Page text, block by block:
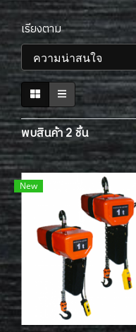
เรียงตาม
พบสินค้า 2 ชิ้น
New